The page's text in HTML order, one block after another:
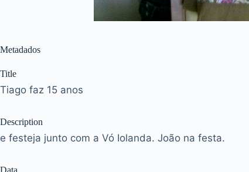
Metadados
Title
Tiago faz 15 anos
Description
e festeja junto com a Vó Iolanda. João na festa.
Data